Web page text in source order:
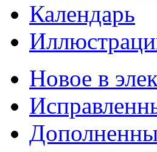
Календарь
Новое в